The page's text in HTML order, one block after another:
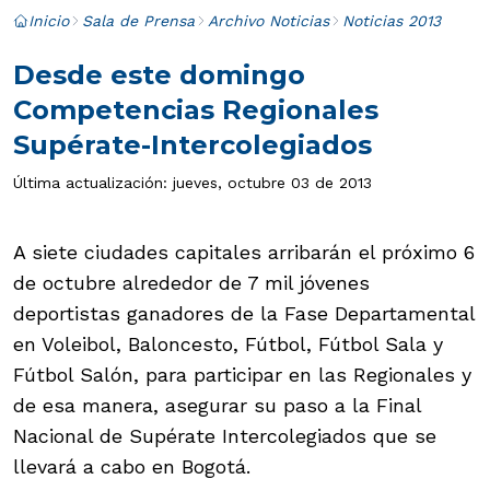
Inicio Sala de Prensa Archivo Noticias Noticias 2013
Desde este domingo
Competencias Regionales
Supérate-Intercolegiados
Última actualización: jueves, octubre 03 de 2013
A siete ciudades capitales arribarán el próximo 6
de octubre alrededor de 7 mil jóvenes
deportistas ganadores de la Fase Departamental
en Voleibol, Baloncesto, Fútbol, Fútbol Sala y
Fútbol Salón, para participar en las Regionales y
de esa manera, asegurar su paso a la Final
Nacional de Supérate Intercolegiados que se
llevará a cabo en Bogotá.